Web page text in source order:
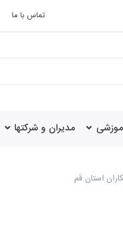
تماس با ما
مدیران و شرکتها
استان قم